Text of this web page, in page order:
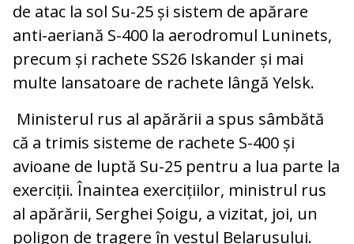
de atac la sol Su-25 și sistem de apărare
anti-aeriană S-400 la aerodromul Luninets,
precum și rachete SS26 Iskander și mai
multe lansatoare de rachete lângă Yelsk.
Ministerul rus al apărării a spus sâmbătă
că a trimis sisteme de rachete S-400 și
avioane de luptă Su-25 pentru a lua parte la
exerciții. Înaintea exercițiilor, ministrul rus
al apărării, Serghei Șoigu, a vizitat, joi, un
poligon de tragere în vestul Belarusului.